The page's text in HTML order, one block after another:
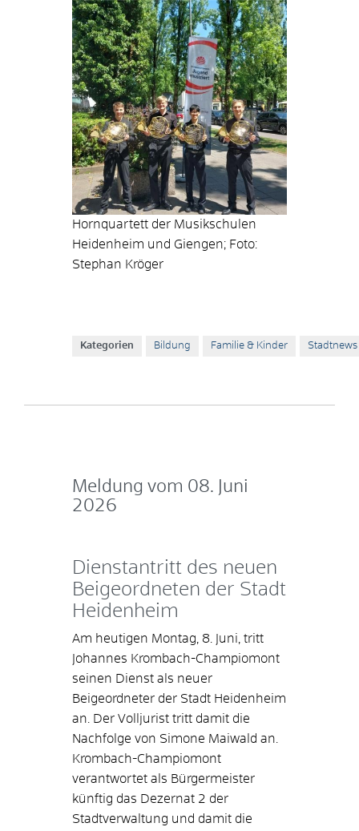
Hornquartett der Musikschulen
Heidenheim und Giengen; Foto:
Stephan Kröger
Kategorien Bildung Familie & Kinder Stadtnews
Meldung vom 08. Juni
2026
Dienstantritt des neuen
Beigeordneten der Stadt
Heidenheim
Am heutigen Montag, 8. Juni, tritt
Johannes Krombach-Champiomont
seinen Dienst als neuer
Beigeordneter der Stadt Heidenheim
an. Der Volljurist tritt damit die
Nachfolge von Simone Maiwald an.
Krombach-Champiomont
verantwortet als Bürgermeister
künftig das Dezernat 2 der
Stadtverwaltung und damit die